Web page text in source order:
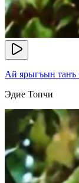
Ай ярыгъын танъ
Эдие Топчи